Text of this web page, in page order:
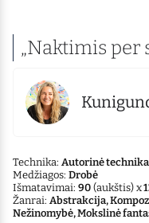
„Naktimis per
Technika: Autorinė
Medžiagos: Drobė
Išmatavimai: 90 (aukštis) x
Žanrai: Abstrakcija,
Nežinomybė, Mokslinė